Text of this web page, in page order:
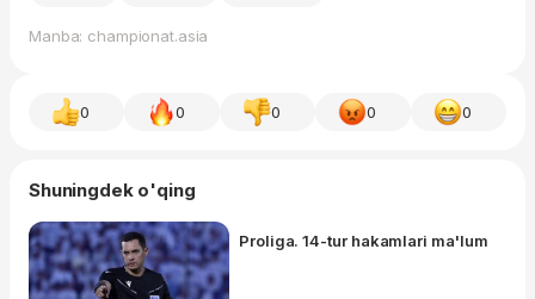
Manba: championat.asia
0 0 0 0 0
Shuningdek o'qing
Proliga. 14-tur hakamlari ma'lum